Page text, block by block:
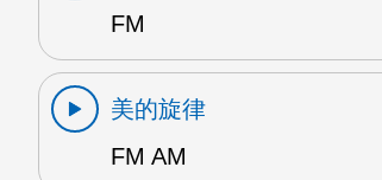
FM
美的旋律
FM AM